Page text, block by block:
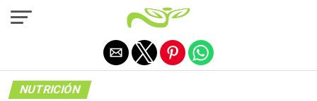
NUTRICIÓN
Salir de la versión móvil